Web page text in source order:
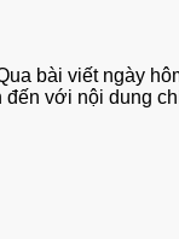
bài viết ngày
đến với nội dung